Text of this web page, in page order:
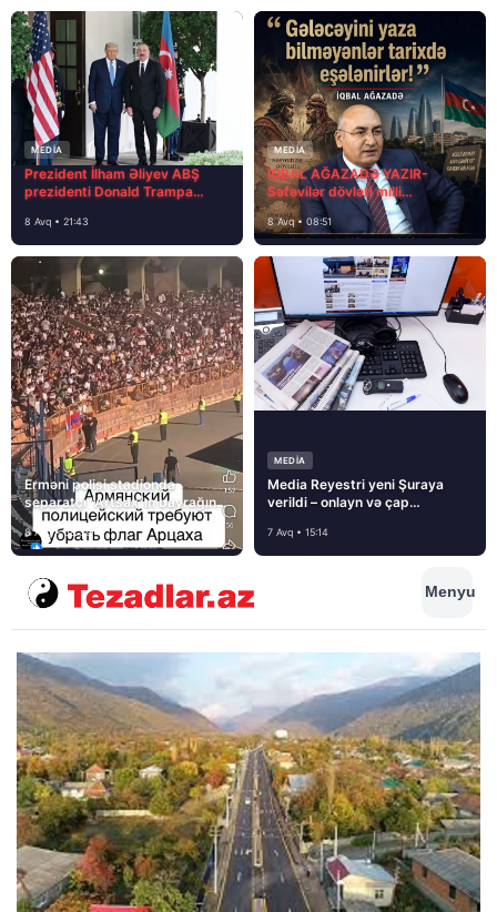
MEDİA
Prezident İlham Əliyev ABŞ
prezidenti Donald Trampa
8 Avq • 21:43
MEDİA
İQBAL AĞAZADƏ YAZIR-
Səfəvilər dövləti milli
dövlətdirmi?
8 Avq • 08:51
Erməni polisi stadionda
separatçı “Artsax”ın bayrağını
müsadirə etdi və…
8 Avq • 08:39
MEDİA
Media Reyestri yeni Şuraya
verildi – onlayn və çap
7 Avq • 15:14
Menyu